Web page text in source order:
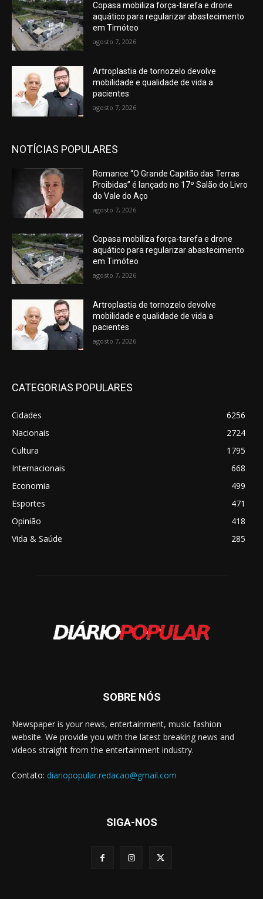
Copasa mobiliza força-tarefa e drone
aquático para regularizar abastecimento
em Timóteo
agosto 7, 2026
Artroplastia de tornozelo devolve
mobilidade e qualidade de vida a
pacientes
agosto 7, 2026
NOTÍCIAS POPULARES
Romance “O Grande Capitão das Terras
Proibidas” é lançado no 17º Salão do Livro
do Vale do Aço
agosto 7, 2026
Copasa mobiliza força-tarefa e drone
aquático para regularizar abastecimento
em Timóteo
agosto 7, 2026
Artroplastia de tornozelo devolve
mobilidade e qualidade de vida a
pacientes
agosto 7, 2026
CATEGORIAS POPULARES
Cidades
6256
Nacionais
2724
Cultura
1795
Internacionais
668
Economia
499
Esportes
471
Opinião
418
Vida & Saúde
285
SOBRE NÓS
Newspaper is your news, entertainment, music fashion
website. We provide you with the latest breaking news and
videos straight from the entertainment industry.
Contato: diariopopular.redacao@gmail.com
SIGA-NOS